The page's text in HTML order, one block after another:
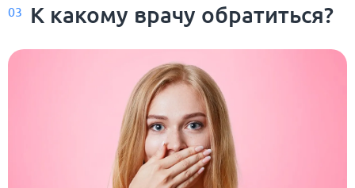
03 К какому врачу обратиться?